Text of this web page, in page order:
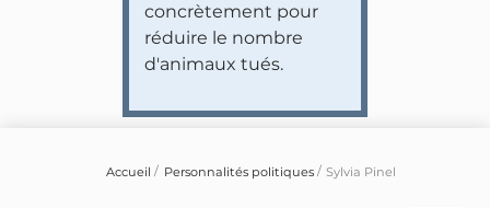
concrètement pour
réduire le nombre
d'animaux tués.
Accueil Personnalités politiques Sylvia Pinel